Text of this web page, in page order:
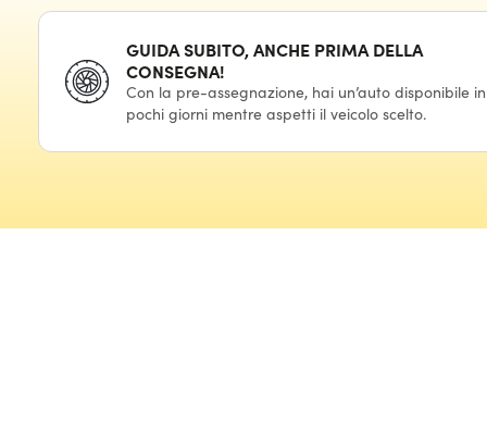
GUIDA SUBITO, ANCHE PRIMA DELLA
CONSEGNA!
Con la pre-assegnazione, hai un’auto disponibile in
pochi giorni mentre aspetti il veicolo scelto.